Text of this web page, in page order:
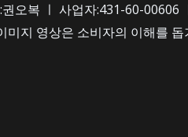
오복 ㅣ 사업자:431-60-
미지 영상은 소비자의 이해를